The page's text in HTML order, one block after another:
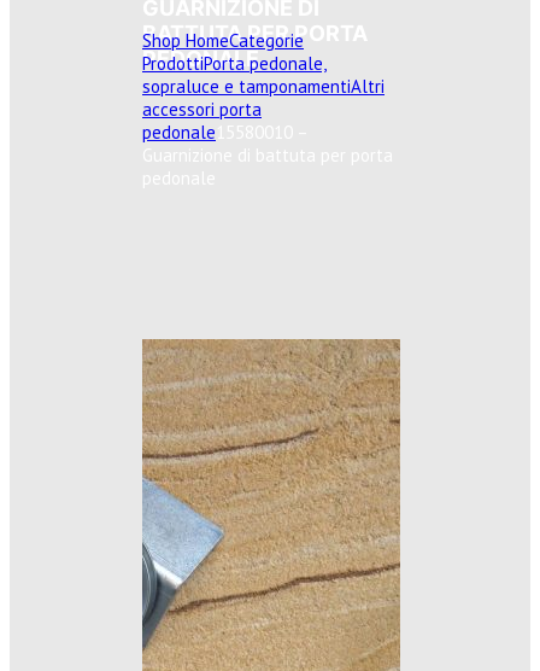
BATTUTA PER PORTA
PEDONALE
Shop HomeCategorie
ProdottiPorta pedonale,
sopraluce e tamponamentiAltri
accessori porta
pedonale